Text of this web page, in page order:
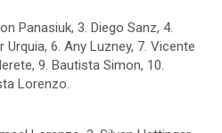
Panasiuk, 3. Diego Sanz, 4.
6. Any Luzney, 7. Vicente
9. Bautista Simon, 10.
Lorenzo.